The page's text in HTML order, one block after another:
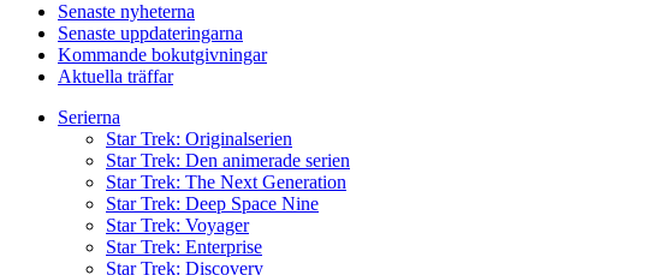
Senaste nyheterna
Senaste uppdateringarna
Kommande bokutgivningar
Aktuella träffar
Serierna
Star Trek: Originalserien
Star Trek: Den animerade serien
Star Trek: The Next Generation
Star Trek: Deep Space Nine
Star Trek: Voyager
Star Trek: Enterprise
Star Trek: Discovery